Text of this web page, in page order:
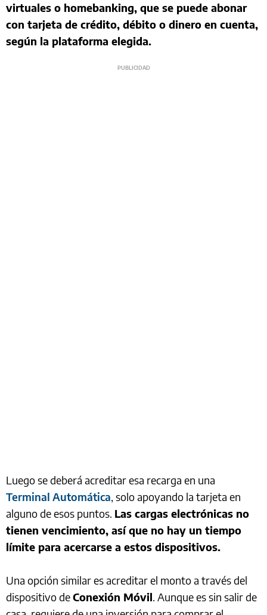
virtuales o homebanking, que se puede abonar
con tarjeta de crédito, débito o dinero en cuenta,
según la plataforma elegida.
Luego se deberá acreditar esa recarga en una
Terminal Automática, solo apoyando la tarjeta en
alguno de esos puntos. Las cargas electrónicas no
tienen vencimiento, así que no hay un tiempo
límite para acercarse a estos dispositivos.
Una opción similar es acreditar el monto a través del
dispositivo deConexión Móvil. Aunque es sin salir de